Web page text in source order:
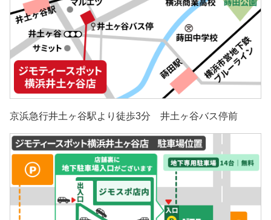
京浜急行井土ヶ谷駅より徒歩3分 井土ヶ谷バス停前